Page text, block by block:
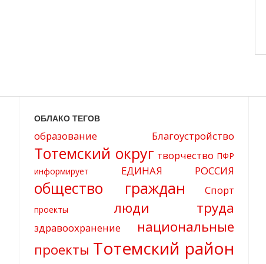
ОБЛАКО ТЕГОВ
образование Благоустройство
Тотемский округ творчество ПФР
информирует
ЕДИНАЯ РОССИЯ
общество граждан Спорт
проекты люди труда
здравоохранение
национальные
проекты Тотемский район